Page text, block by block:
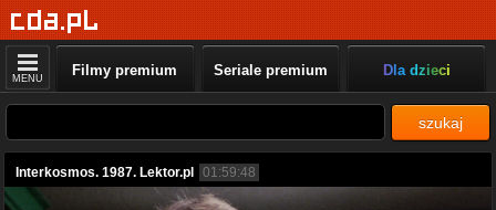
MENU Filmy premium Seriale premium Dla dzieci
szukaj
Interkosmos. 1987. Lektor.pl 01:59:48